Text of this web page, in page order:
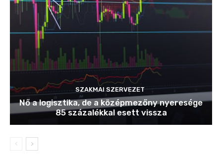
SZAKMAI SZERVEZET
Nő a logisztika, de a középmezőny nyeresége
85 százalékkal esett vissza